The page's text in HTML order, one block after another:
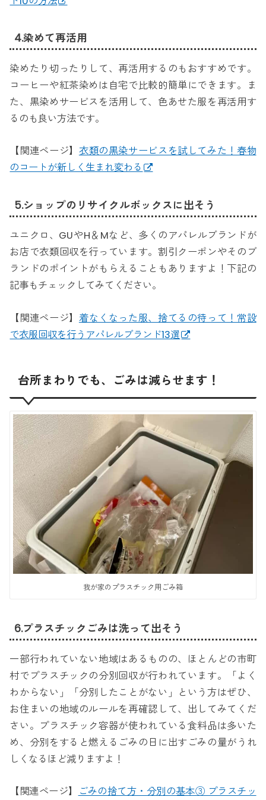
4.染めて再活用
染めたり切ったりして、再活用するのもおすすめです。
コーヒーや紅茶染めは自宅で比較的簡単にできます。ま
た、黒染めサービスを活用して、色あせた服を再活用す
るのも良い方法です。
【関連ページ】 衣類の黒染サービスを試してみた！春物
のコートが新しく生まれ変わる
5.ショップのリサイクルボックスに出そう
ユニクロ、GUやH＆Mなど、多くのアパレルブランドが
お店で衣類回収を行っています。割引クーポンやそのブ
ランドのポイントがもらえることもありますよ！下記の
記事もチェックしてみてください。
【関連ページ】 着なくなった服、捨てるの待って！常設
で衣服回収を行うアパレルブランド13選
台所まわりでも、ごみは減らせます！
我が家のプラスチック用ごみ箱
6.プラスチックごみは洗って出そう
一部行われていない地域はあるものの、ほとんどの市町
村でプラスチックの分別回収が行われています。「よく
わからない」「分別したことがない」という方はぜひ、
お住まいの地域のルールを再確認して、出してみてくだ
さい。プラスチック容器が使われている食料品は多いた
め、分別をすると燃えるごみの日に出すごみの量がうれ
しくなるほど減りますよ！
【関連ページ】
ごみの捨て方・分別の基本③ プラスチッ